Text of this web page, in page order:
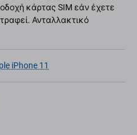
κάρτας SIM εάν έχετε
Ανταλλακτικό
iPhone 11